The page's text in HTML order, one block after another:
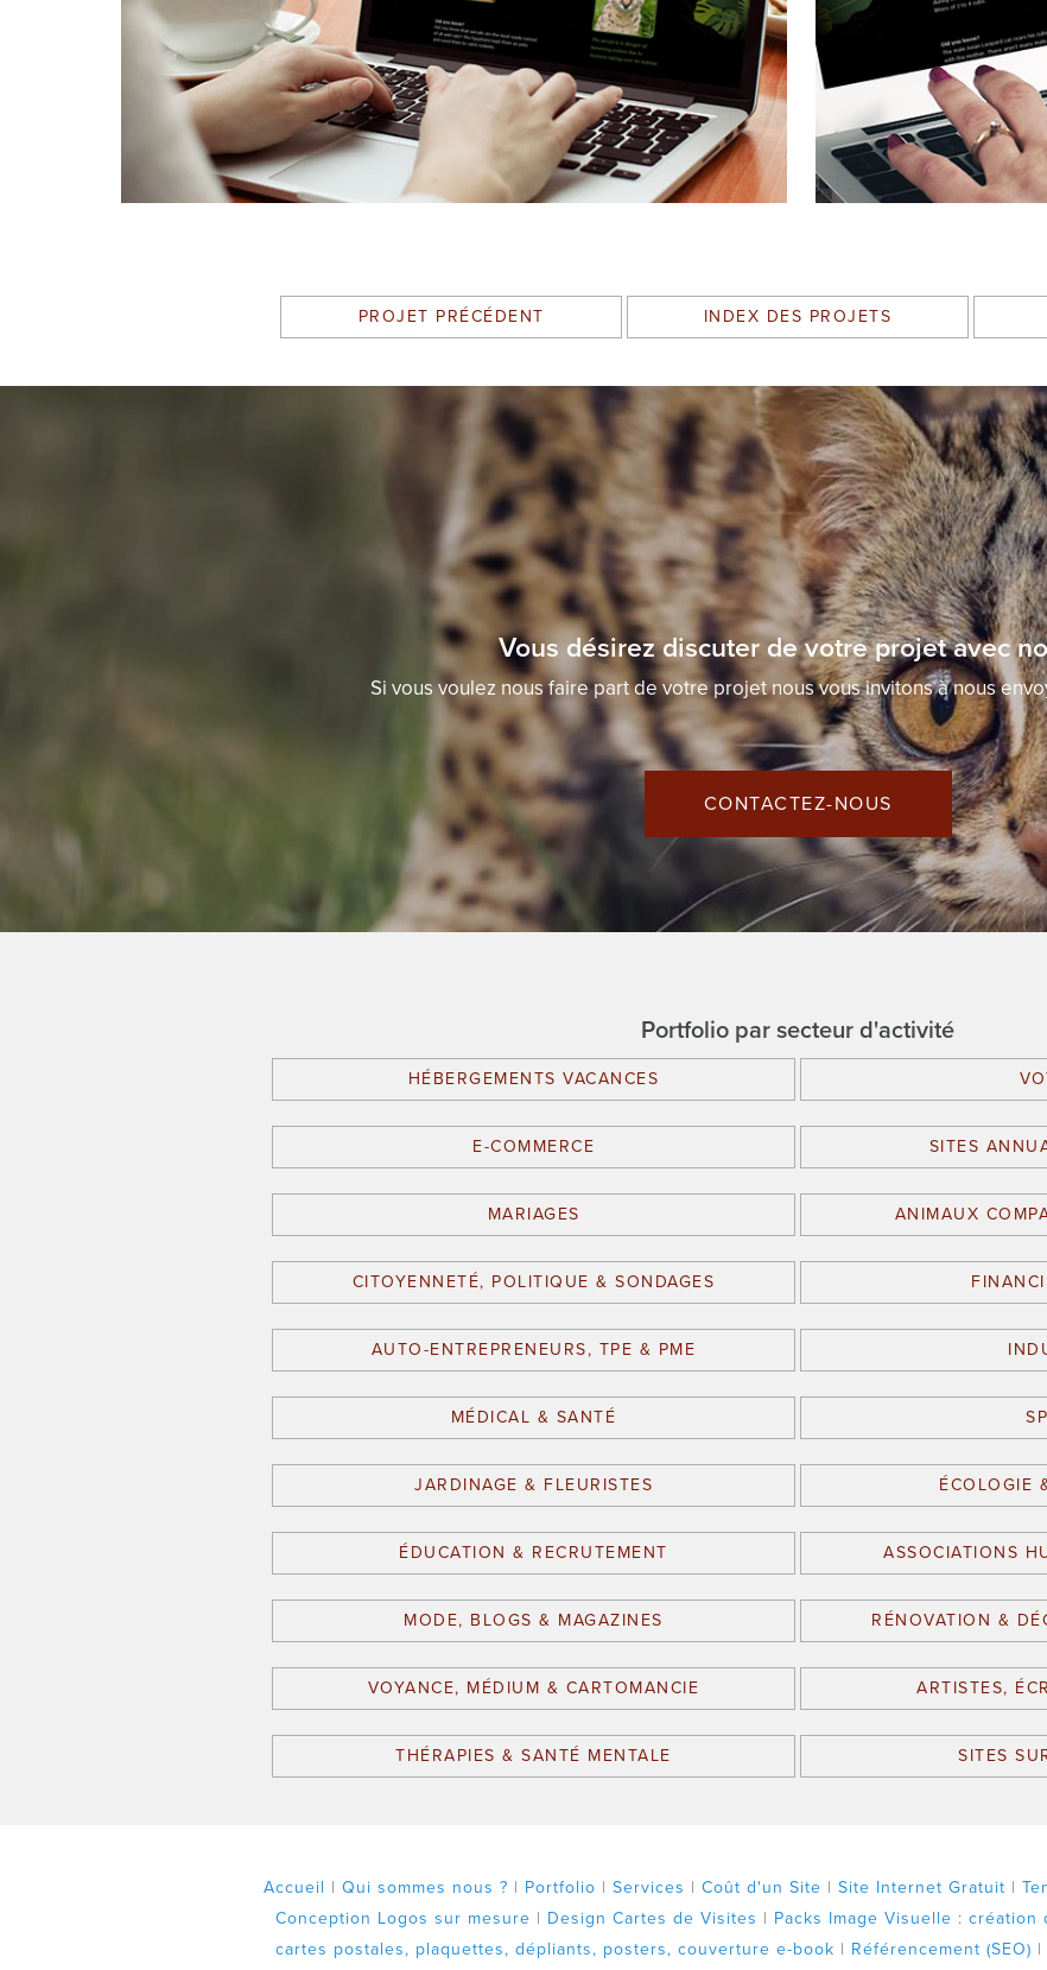
PROJET PRÉCÉDENT INDEX DES PROJETS
Vous désirez discuter de votre projet avec
Si vous voulez nous faire part de votre projet nous vous invitons à nous
CONTACTEZ-NOUS
Portfolio par secteur d'activité
HÉBERGEMENTS VACANCES
E-COMMERCE SITES
MARIAGES ANIMAUX
CITOYENNETÉ, POLITIQUE & SONDAGES
AUTO-ENTREPRENEURS, TPE & PME
MÉDICAL & SANTÉ
JARDINAGE & FLEURISTES ÉCOLOGIE
ÉDUCATION & RECRUTEMENT ASSOCIATIONS
MODE, BLOGS & MAGAZINES RÉNOVATION &
VOYANCE, MÉDIUM & CARTOMANCIE ARTISTES,
THÉRAPIES & SANTÉ MENTALE SITES
Accueil | Qui sommes nous ? | Portfolio | Services | Coût d'un Site | Site Internet Gratuit |
Conception Logos sur mesure | Design Cartes de Visites | Packs Image Visuelle :
cartes postales, plaquettes, dépliants, posters, couverture e-book | Référencement (SEO) |